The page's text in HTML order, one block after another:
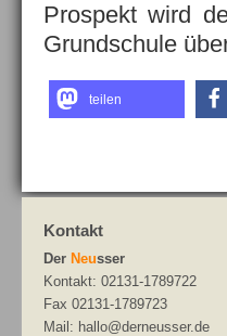
Prospekt wird
Grundschule
teilen
Kontakt
Der Neusser
Kontakt: 02131-1789722
Fax 02131-1789723
Mail: hallo@derneusser.de